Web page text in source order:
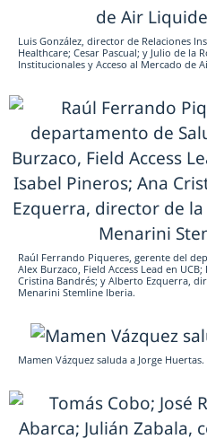
Luis González, director de Relaciones
Healthcare; Cesar Pascual; y Julio de la
Institucionales y Acceso al Mercado de
Raúl Ferrando Piqueres, gerente del
Alex Burzaco, Field Access Lead en
Cristina Bandrés; y Alberto Ezquerra,
Menarini Stemline Iberia.
Mamen Vázquez saluda a Jorge Huertas.